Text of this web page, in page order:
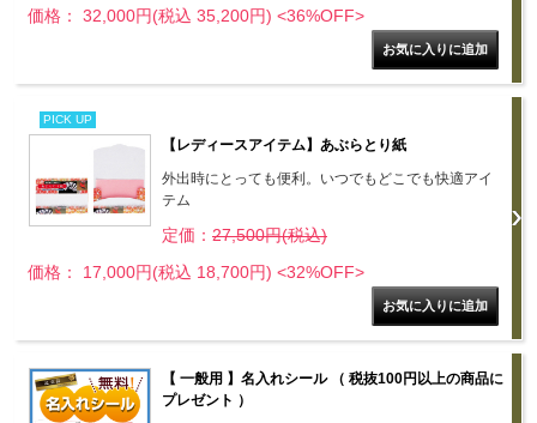
価格： 32,000円(税込 35,200円) <36%OFF>
PICK UP
【レディースアイテム】あぶらとり紙
外出時にとっても便利。いつでもどこでも快適アイ
テム
定価： 27,500円(税込)
価格： 17,000円(税込 18,700円) <32%OFF>
【 一般用 】名入れシール （ 税抜100円以上の商品に
プレゼント ）